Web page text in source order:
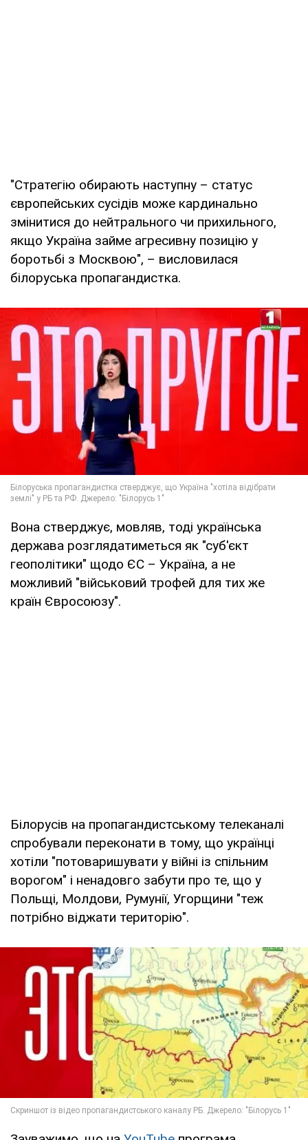
"Стратегію обирають наступну – статус
європейських сусідів може кардинально
змінитися до нейтрального чи прихильного,
якщо Україна займе агресивну позицію у
боротьбі з Москвою", – висловилася
білоруська пропагандистка.
Вона стверджує, мовляв, тоді українська
держава розглядатиметься як "суб'єкт
геополітики" щодо ЄС – Україна, а не
можливий "військовий трофей для тих же
країн Євросоюзу".
Білорусів на пропагандистському телеканалі
спробували переконати в тому, що українці
хотіли "потоваришувати у війні із спільним
ворогом" і ненадовго забути про те, що у
Польщі, Молдови, Румунії, Угорщини "теж
потрібно віджати територію".